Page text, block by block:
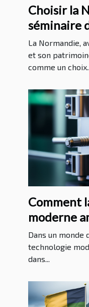
Choisir la
séminaire
avantages
La Normandie,
et son
comme un
Comment
moderne
protection
Dans un monde
technologie
dans...